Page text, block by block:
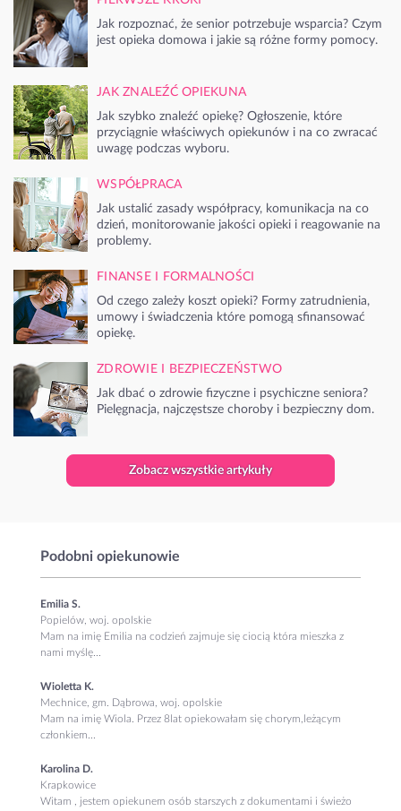
Jak rozpoznać, że senior potrzebuje wsparcia? Czym
jest opieka domowa i jakie są różne formy pomocy.
JAK ZNALEŹĆ OPIEKUNA
Jak szybko znaleźć opiekę? Ogłoszenie, które
przyciągnie właściwych opiekunów i na co zwracać
uwagę podczas wyboru.
WSPÓŁPRACA
Jak ustalić zasady współpracy, komunikacja na co
dzień, monitorowanie jakości opieki i reagowanie na
problemy.
FINANSE I FORMALNOŚCI
Od czego zależy koszt opieki? Formy zatrudnienia,
umowy i świadczenia które pomogą sfinansować
opiekę.
ZDROWIE I BEZPIECZEŃSTWO
Jak dbać o zdrowie fizyczne i psychiczne seniora?
Pielęgnacja, najczęstsze choroby i bezpieczny dom.
Zobacz wszystkie artykuły
Podobni opiekunowie
Emilia S.
Popielów, woj. opolskie
Mam na imię Emilia na codzień zajmuje się ciocią która mieszka z
nami myślę...
Wioletta K.
Mechnice, gm. Dąbrowa, woj. opolskie
Mam na imię Wiola. Przez 8lat opiekowałam się chorym,leżącym
członkiem...
Karolina D.
Krapkowice
Witam , jestem opiekunem osób starszych z dokumentami i świeżo